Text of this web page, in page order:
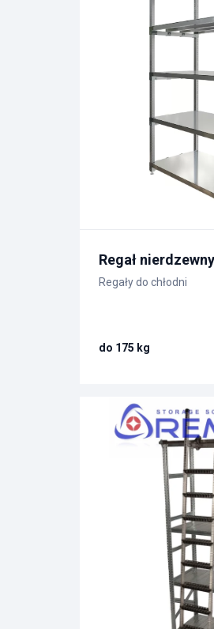
Regał
Regały do chłodni
do 175 kg